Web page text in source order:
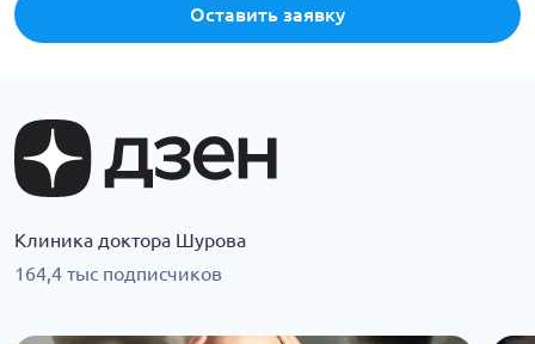
Оставить заявку
Клиника доктора Шурова
164,4 тыс подписчиков